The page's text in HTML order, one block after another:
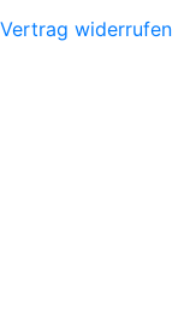
Vertrag widerrufen